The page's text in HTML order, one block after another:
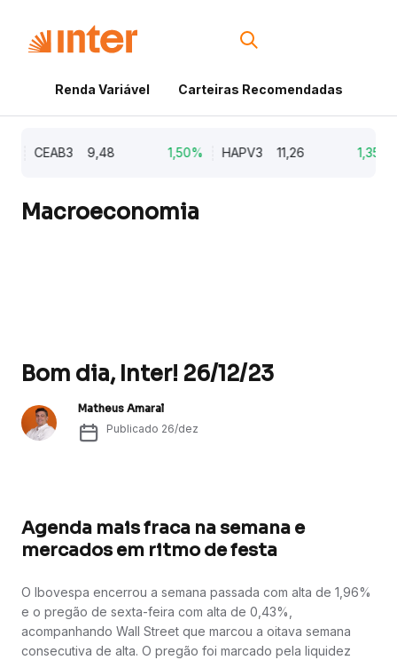
Renda Variável Carteiras Recomendadas
CEAB3 9,48 1,50% HAPV3 11,26 1,35%
Macroeconomia
Bom dia, Inter! 26/12/23
Matheus Amaral
Publicado 26/dez
Agenda mais fraca na semana e
mercados em ritmo de festa
O Ibovespa encerrou a semana passada com alta de 1,96%
e o pregão de sexta-feira com alta de 0,43%,
acompanhando Wall Street que marcou a oitava semana
consecutiva de alta. O pregão foi marcado pela liquidez